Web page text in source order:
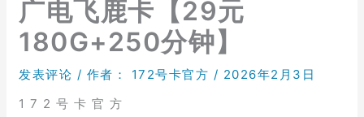
广电飞鹿卡【29元
180G+250分钟】
发表评论 / 作者： 172号卡官方 / 2026年2月3日
1 7 2 号 卡 官 方